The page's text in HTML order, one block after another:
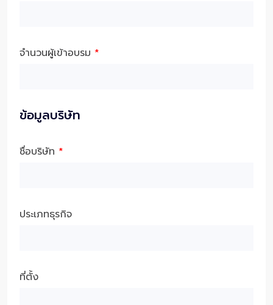
จำนวนผู้เข้าอบรม *
ข้อมูลบริษัท
ชื่อบริษัท *
ประเภทธุรกิจ
ที่ตั้ง